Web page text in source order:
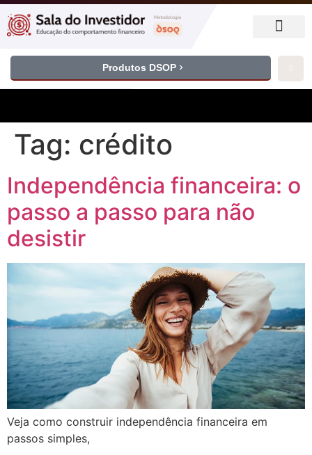
Produtos DSOP
Tag: crédito
Independência financeira: o
passo a passo para não
desistir
Veja como construir independência financeira em
passos simples,